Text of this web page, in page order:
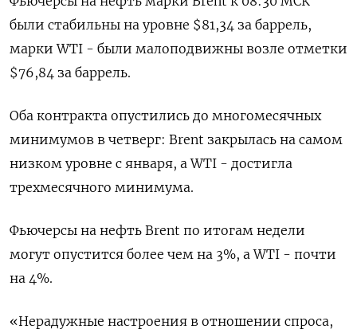
были стабильны на уровне $81,34 за баррель,
марки WTI - были малоподвижны возле отметки
$76,84 за баррель.
Оба контракта опустились до многомесячных
минимумов в четверг: Brent закрылась на самом
низком уровне с января, а WTI - достигла
трехмесячного минимума.
Фьючерсы на нефть Brent по итогам недели
могут опустится более чем на 3%, а WTI - почти
на 4%.
«Нерадужные настроения в отношении спроса,